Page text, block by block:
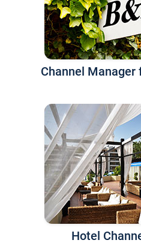
Channel Manager
Hotel